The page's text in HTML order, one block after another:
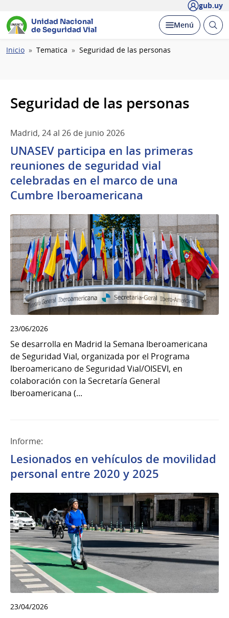
gub.uy
Unidad Nacional
de Seguridad Vial
Desplegar
Menú Abrir
Ruta
Inicio Tematica Seguridad de las personas
Seguridad de las personas
Madrid, 24 al 26 de junio 2026
UNASEV participa en las primeras
reuniones de seguridad vial
celebradas en el marco de una
Cumbre Iberoamericana
23/06/2026
Se desarrolla en Madrid la Semana Iberoamericana
de Seguridad Vial, organizada por el Programa
Iberoamericano de Seguridad Vial/OISEVI, en
colaboración con la Secretaría General
Iberoamericana (...
Informe:
Lesionados en vehículos de movilidad
personal entre 2020 y 2025
23/04/2026